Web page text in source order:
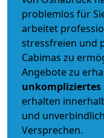
problemlos für
arbeitet
stressfreien und
Cabimas zu
Angebote zu
unkompliziertes
erhalten
und
Versprechen.